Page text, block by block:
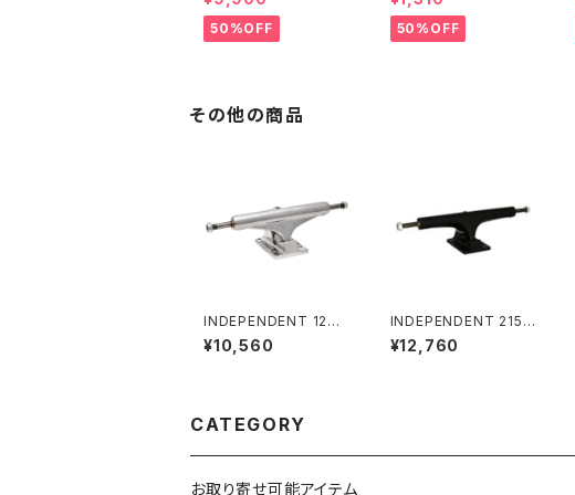
50%OFF 50%OFF
その他の商品
INDEPENDENT 129
STAGE 11 POLISHED
MID SKATEBOARD
ートボード トラック
¥10,560
INDEPENDENT 215 S
TANDARD BLACK T
RUCKS(STAGE4) イ
¥12,760
CATEGORY
お取り寄せ可能アイテム